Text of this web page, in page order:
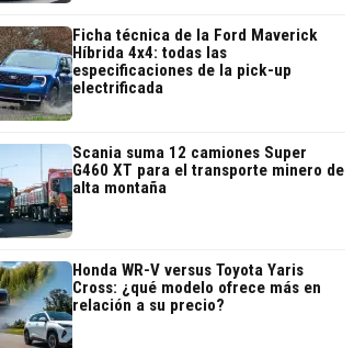
Ficha técnica de la Ford Maverick
Híbrida 4x4: todas las
especificaciones de la pick-up
electrificada
Scania suma 12 camiones Super
G460 XT para el transporte minero de
alta montaña
Honda WR-V versus Toyota Yaris
Cross: ¿qué modelo ofrece más en
relación a su precio?